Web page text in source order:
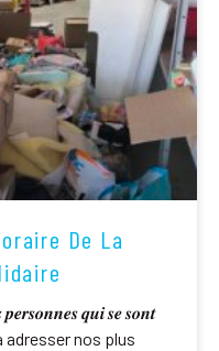
De La
𝒒𝒖𝒊 𝒔𝒆 𝒔𝒐𝒏𝒕
adresser nos plus